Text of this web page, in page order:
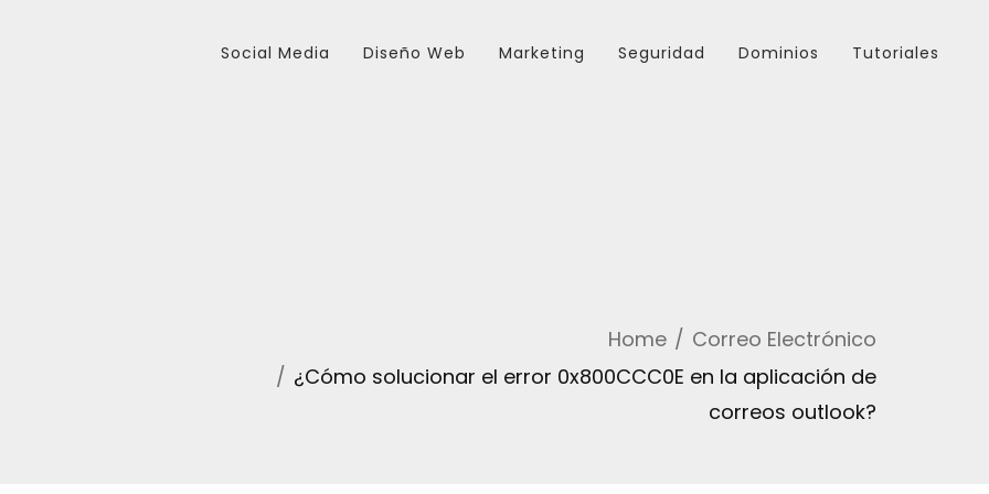
Social Media Diseño Web Marketing Seguridad Dominios Tutoriales
Home
Correo Electrónico
¿Cómo solucionar el error 0x800CCC0E en la aplicación de
correos outlook?